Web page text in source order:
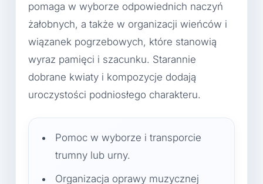
pomaga w wyborze odpowiednich naczyń
żałobnych, a także w organizacji wieńców i
wiązanek pogrzebowych, które stanowią
wyraz pamięci i szacunku. Starannie
dobrane kwiaty i kompozycje dodają
uroczystości podniosłego charakteru.
Pomoc w wyborze i transporcie
trumny lub urny.
Organizacja oprawy muzycznej